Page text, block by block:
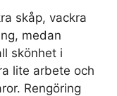
skåp, vackra
medan
skönhet i
lite arbete och
Rengöring